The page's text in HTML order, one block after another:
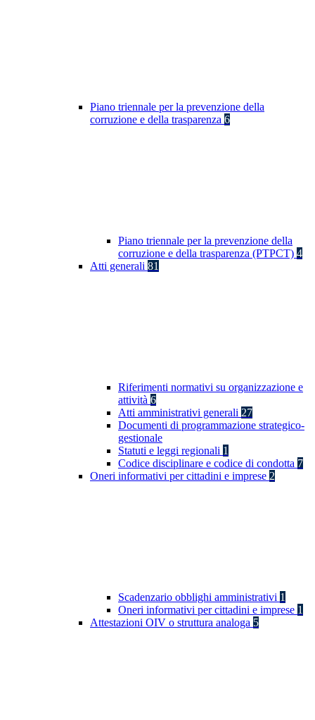
Piano triennale per la prevenzione della
corruzione e della trasparenza 6
Piano triennale per la prevenzione della
corruzione e della trasparenza (PTPCT) 4
Atti generali 81
Riferimenti normativi su organizzazione e
attività 6
Atti amministrativi generali 27
Documenti di programmazione strategico-
gestionale
Statuti e leggi regionali 1
Codice disciplinare e codice di condotta 7
Oneri informativi per cittadini e imprese 2
Scadenzario obblighi amministrativi 1
Oneri informativi per cittadini e imprese 1
Attestazioni OIV o struttura analoga 5